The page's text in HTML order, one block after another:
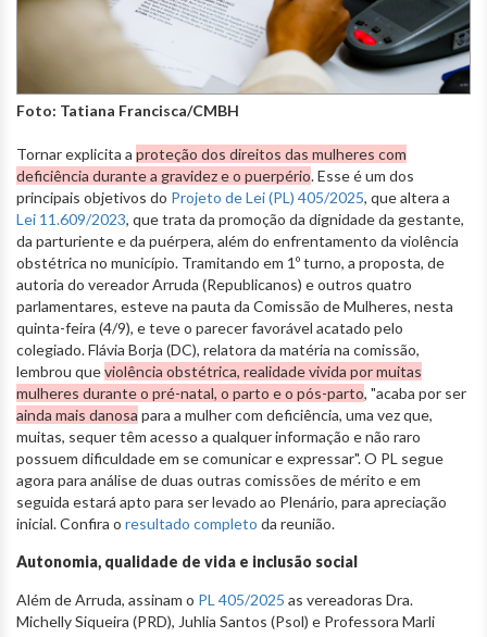
Foto: Tatiana Francisca/CMBH
Tornar explicita a proteção dos direitos das mulheres com
deficiência durante a gravidez e o puerpério. Esse é um dos
principais objetivos do Projeto de Lei(PL) 405/2025, que altera a
Lei 11.609/2023, que trata da promoção da dignidade da gestante,
da parturiente e da puérpera, além do enfrentamento da violência
obstétrica no município. Tramitando em 1º turno, a proposta, de
autoria do vereador Arruda (Republicanos) e outros quatro
parlamentares, esteve na pauta da Comissão de Mulheres, nesta
quinta-feira (4/9), e teve o parecer favorável acatado pelo
colegiado. Flávia Borja (DC), relatora da matéria na comissão,
lembrou queviolência obstétrica, realidade vivida por muitas
mulheres durante o pré-natal, o parto e o pós-parto, "acaba por ser
ainda mais danosa para a mulher com deficiência, uma vez que,
muitas, sequer têm acesso a qualquer informação e não raro
possuem dificuldade em se comunicar e expressar". O PL segue
agora para análise de duas outras comissões de mérito e em
seguida estará apto para ser levado ao Plenário, para apreciação
inicial. Confira o resultado completo da reunião.
Autonomia, qualidade de vida e inclusão social
Além de Arruda, assinam o PL 405/2025 as vereadoras Dra.
Michelly Siqueira (PRD), Juhlia Santos (Psol) e Professora Marli